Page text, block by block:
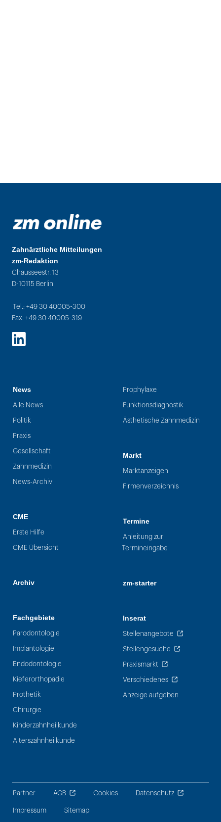
Zahnärztliche Mitteilungen
zm-Redaktion
Chausseestr. 13
D-10115 Berlin
Tel.: +49 30 40005-300
Fax: +49 30 40005-319
LinkedIn
News
Alle News
Politik
Praxis
Gesellschaft
Zahnmedizin
News-Archiv
CME
Erste Hilfe
CME Übersicht
Archiv
Fachgebiete
Parodontologie
Implantologie
Endodontologie
Kieferorthopädie
Prothetik
Chirurgie
Kinderzahnheilkunde
Alterszahnheilkunde
Prophylaxe
Funktionsdiagnostik
Ästhetische Zahnmedizin
Markt
Marktanzeigen
Firmenverzeichnis
Termine
Anleitung zur
Termineingabe
zm-starter
Inserat
Stellenangebote
Stellengesuche
Praxismarkt
Verschiedenes
Anzeige aufgeben
Partner AGB Cookies Datenschutz
Impressum Sitemap